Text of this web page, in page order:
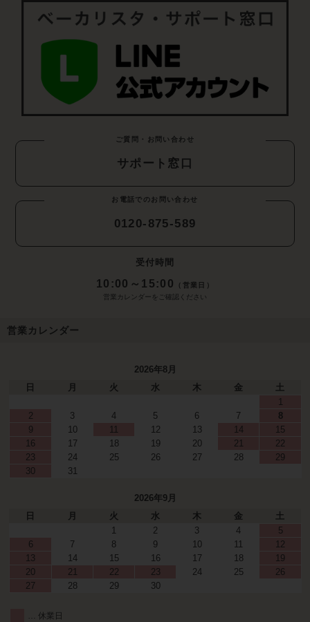
ご質問・お問い合わせ
サポート窓口
お電話でのお問い合わせ
0120-875-589
受付時間
10:00～15:00
（営業日）
営業カレンダーをご確認ください
営業カレンダー
2026年8月
日
月 火 水 木 金
土
1
2
3 4 5 6 7
8
9
10 11 12 13 14
15
16
17 18 19 20 21
22
23
24 25 26 27 28
29
30
31
2026年9月
日
月 火 水 木 金
土
1
2 3 4
5
6
7 8 9 10 11
12
13
14 15 16 17 18
19
20
21 22 23 24 25
26
27
28 29 30
… 休業日